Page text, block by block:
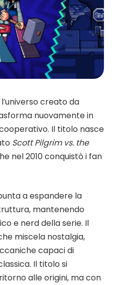
creato da
nuovamente in
Il titolo nasce
Scott Pilgrim vs. the
nel 2010 conquistò i fan
a espandere la
mantenendo
e nerd della serie. Il
miscela nostalgia,
capaci di
Il titolo si
alle origini, ma con